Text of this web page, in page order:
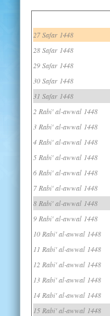
27 Safar 1448
28 Safar 1448
29 Safar 1448
30 Safar 1448
31 Safar 1448
2 Rabi' al-awwal 1448
3 Rabi' al-awwal 1448
4 Rabi' al-awwal 1448
5 Rabi' al-awwal 1448
6 Rabi' al-awwal 1448
7 Rabi' al-awwal 1448
8 Rabi' al-awwal 1448
9 Rabi' al-awwal 1448
10 Rabi' al-awwal 1448
11 Rabi' al-awwal 1448
12 Rabi' al-awwal 1448
13 Rabi' al-awwal 1448
14 Rabi' al-awwal 1448
15 Rabi' al-awwal 1448